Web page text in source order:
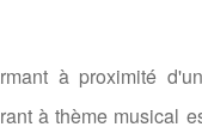
à proximité
à thème musical